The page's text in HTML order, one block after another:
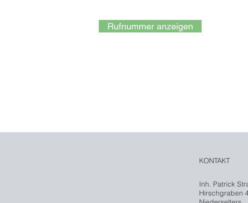
Rufnummer anzeigen
KONTAKT
Inh. Patrick
Hirschgraben